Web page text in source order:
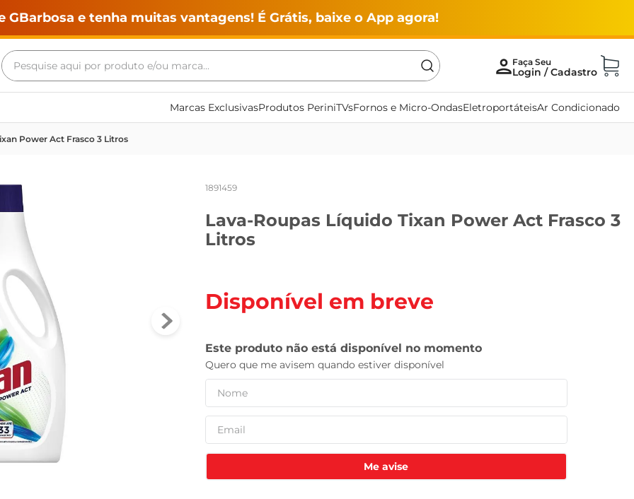
GBarbosa e tenha muitas vantagens! É Grátis, baixe o App agora!
Pesquise aqui por produto e/ou marca...
Marcas ExclusivasProdutos PeriniTVsFornos e Micro-OndasEletroportáteisAr Condicionado
Power Act Frasco 3 Litros
1891459
Lava-Roupas Líquido Tixan Power Act Frasco 3
Litros
Disponível em breve
Me avise
Termos mais buscados
maquina lavar
frango
vinho
leite
leite pó